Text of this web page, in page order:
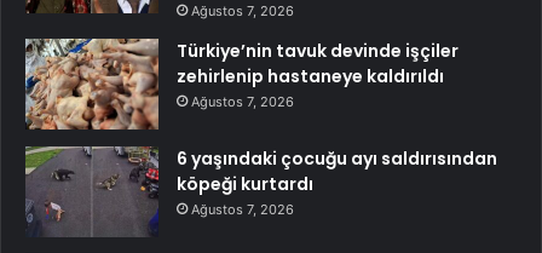
Ağustos 7, 2026
Türkiye’nin tavuk devinde işçiler
zehirlenip hastaneye kaldırıldı
Ağustos 7, 2026
6 yaşındaki çocuğu ayı saldırısından
köpeği kurtardı
Ağustos 7, 2026